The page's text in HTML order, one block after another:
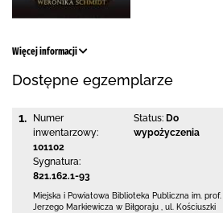
Więcej informacji
Dostępne egzemplarze
1.
Numer
inwentarzowy:
101102
Sygnatura:
821.162.1-93
Status: Do
wypożyczenia
Miejska i Powiatowa Biblioteka Publiczna im. prof.
Jerzego Markiewicza w Biłgoraju
ul. Kościuszki